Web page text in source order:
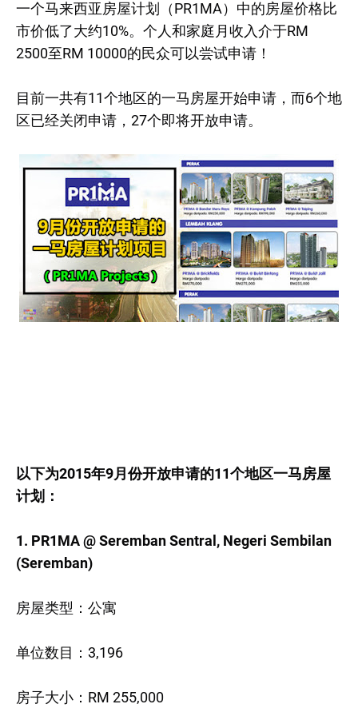
一个马来西亚房屋计划（PR1MA）中的房屋价格比
市价低了大约10%。个人和家庭月收入介于RM
2500至RM 10000的民众可以尝试申请！
目前一共有11个地区的一马房屋开始申请，而6个地
区已经关闭申请，27个即将开放申请。
以下为2015年9月份开放申请的11个地区一马房屋
计划：
1. PR1MA @ Seremban Sentral, Negeri Sembilan
(Seremban)
房屋类型：公寓
单位数目：3,196
房子大小：RM 255,000